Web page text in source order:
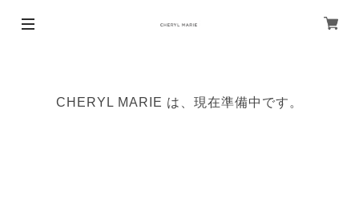
CHERYL MARIE は、現在準備中です。